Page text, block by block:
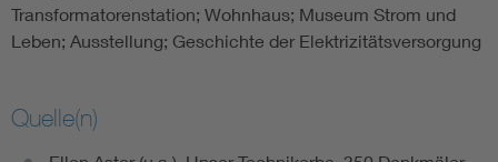
Transformatorenstation; Wohnhaus; Museum Strom und
Leben; Ausstellung; Geschichte der Elektrizitätsversorgung
Quelle(n)